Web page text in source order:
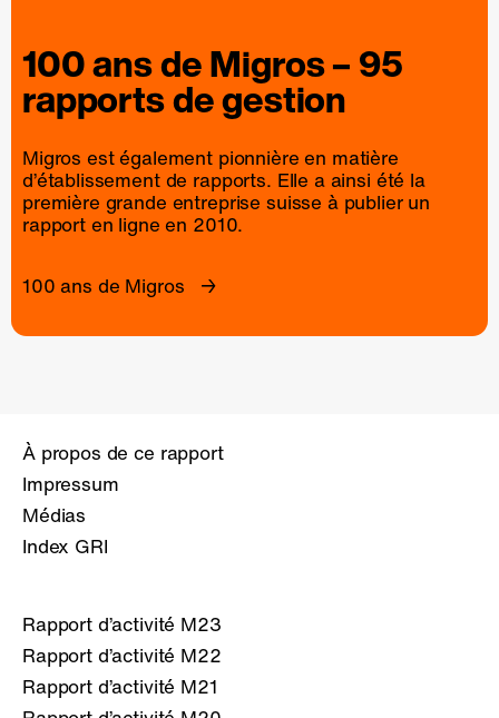
100 ans deMigros– 95
rapportsdegestion
Migros est également pionnière en matière
d’établissement de rapports. Elle a ainsi été la
première grande entreprise suisse à publier un
rapport en ligne en 2010.
100 ans de Migros
À propos de ce rapport
Impressum
Médias
Index GRI
Rapport d’activité M23
Rapport d’activité M22
Rapport d’activité M21